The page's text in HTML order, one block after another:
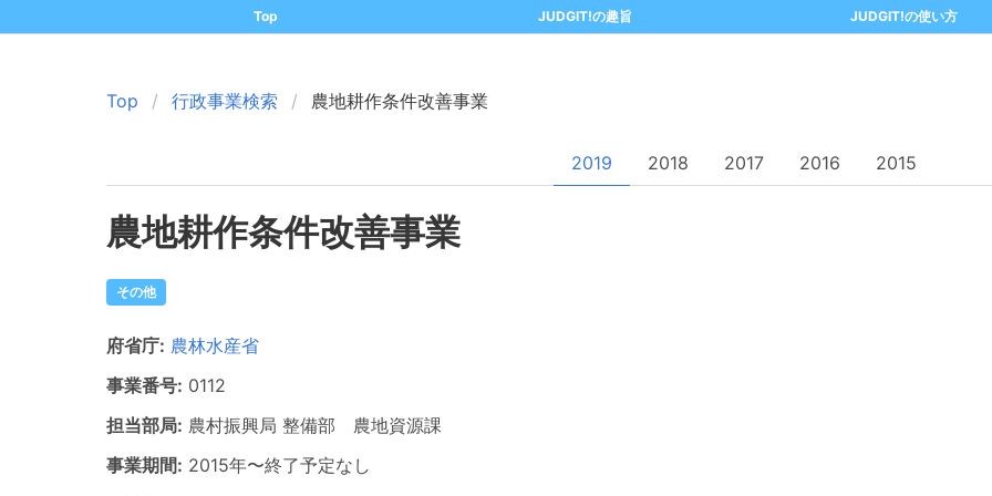
Top JUDGIT!の趣旨 JUDGIT!の使い方
Top 行政事業検索 農地耕作条件改善事業
2019 2018 2017 2016 2015
農地耕作条件改善事業
その他
府省庁: 農林水産省
事業番号: 0112
担当部局: 農村振興局 整備部 農地資源課
事業期間: 2015年〜終了予定なし